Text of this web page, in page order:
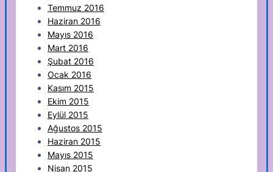
Temmuz 2016
Haziran 2016
Mayıs 2016
Mart 2016
Şubat 2016
Ocak 2016
Kasım 2015
Ekim 2015
Eylül 2015
Ağustos 2015
Haziran 2015
Mayıs 2015
Nisan 2015